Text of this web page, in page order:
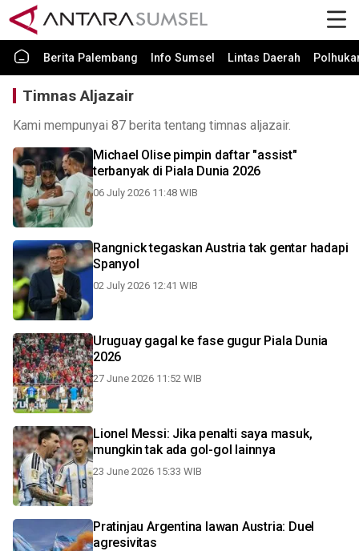
Berita Palembang Info Sumsel Lintas Daerah
Timnas Aljazair
Kami mempunyai 87 berita tentang timnas aljazair.
Michael Olise pimpin daftar "assist"
terbanyak di Piala Dunia 2026
06 July 2026 11:48 WIB
Rangnick tegaskan Austria tak gentar hadapi
Spanyol
02 July 2026 12:41 WIB
Uruguay gagal ke fase gugur Piala Dunia
2026
27 June 2026 11:52 WIB
Lionel Messi: Jika penalti saya masuk,
mungkin tak ada gol-gol lainnya
23 June 2026 15:33 WIB
Pratinjau Argentina lawan Austria: Duel
agresivitas